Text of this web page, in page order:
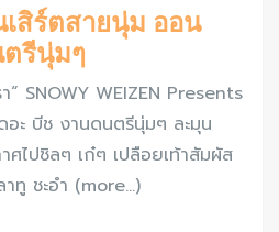
สิร์ตสายนุ่ม ออน
ตรีนุ่มๆ
“ SNOWY WEIZEN Presents
ะ บีช งานดนตรีนุ่มๆ ละมุน
ศไปชิลๆ เก๋ๆ เปลือยเท้าสัมผัส
ทู ชะอำ (more…)